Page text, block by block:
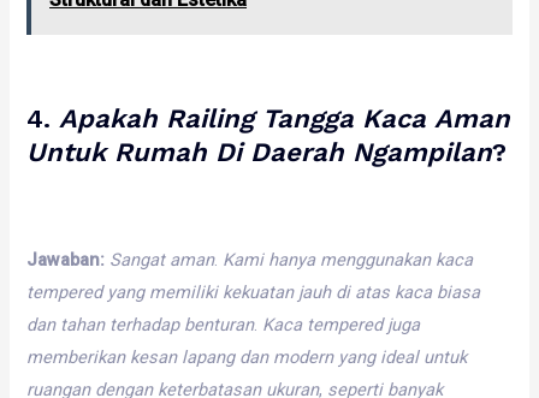
4.Apakah Railing Tangga Kaca Aman
Untuk Rumah Di Daerah Ngampilan?
Jawaban: Sangat aman. Kami hanya menggunakan kaca
tempered yang memiliki kekuatan jauh di atas kaca biasa
dan tahan terhadap benturan. Kaca tempered juga
memberikan kesan lapang dan modern yang ideal untuk
ruangan dengan keterbatasan ukuran, seperti banyak